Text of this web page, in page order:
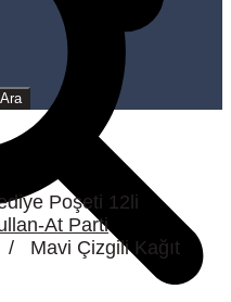
At Parti
/ Mavi Çizgili Kağıt